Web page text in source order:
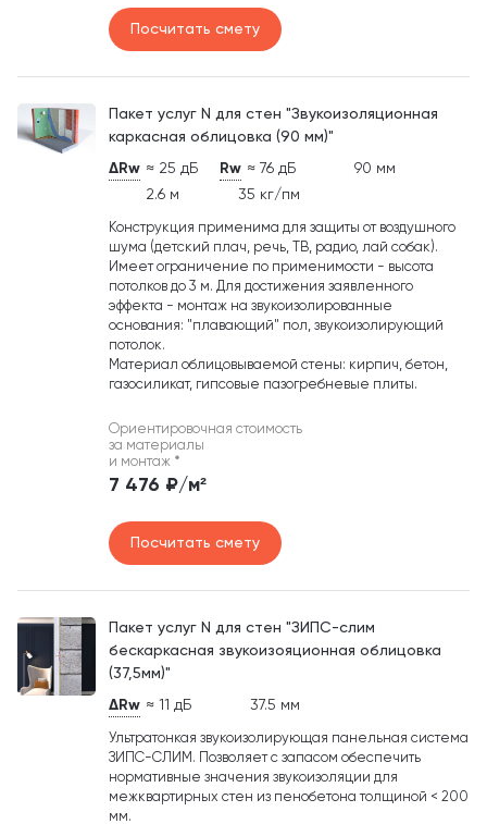
Посчитать смету
Пакет услуг N для стен "Звукоизоляционная
каркасная облицовка (90 мм)"
ΔRw ≈ 25 дБ Rw ≈ 76 дБ
90 мм
2.6 м
35 кг/пм
Конструкция применима для защиты от воздушного
шума (детский плач, речь, ТВ, радио, лай собак).
Имеет ограничение по применимости - высота
потолков до 3 м. Для достижения заявленного
эффекта - монтаж на звукоизолированные
основания: "плавающий" пол, звукоизолирующий
потолок.
Материал облицовываемой стены: кирпич, бетон,
газосиликат, гипсовые пазогребневые плиты.
Ориентировочная стоимость
за материалы
и монтаж *
7 476 ₽/м²
Посчитать смету
Пакет услуг N для стен "ЗИПС-слим
бескаркасная звукоизояционная облицовка
(37,5мм)"
ΔRw ≈ 11 дБ 37.5 мм
Ультратонкая звукоизолирующая панельная система
ЗИПС-СЛИМ. Позволяет с запасом обеспечить
нормативные значения звукоизоляции для
межквартирных стен из пенобетона толщиной < 200
мм.